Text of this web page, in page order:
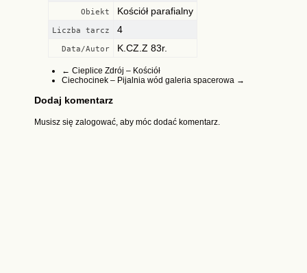
Obiekt Kościół parafialny
Liczba tarcz 4
Data/Autor K.CZ.Z 83r.
← Cieplice Zdrój – Kościół
Ciechocinek – Pijalnia wód galeria spacerowa →
Dodaj komentarz
Musisz się zalogować, aby móc dodać komentarz.